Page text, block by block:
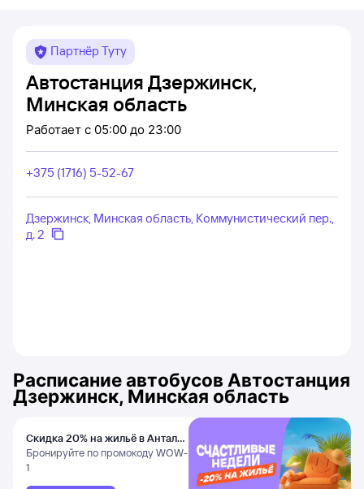
Партнёр Туту
Автостанция Дзержинск,
Минская область
Работает с 05:00 до 23:00
+375 (1716) 5-52-67
Дзержинск, Минская область, Коммунистический пер.,
д. 2
Расписание автобусов Автостанция
Дзержинск, Минская область
Скидка 20% на жильё в Анталье
и Даламане
Бронируйте по промокоду WOW-
1